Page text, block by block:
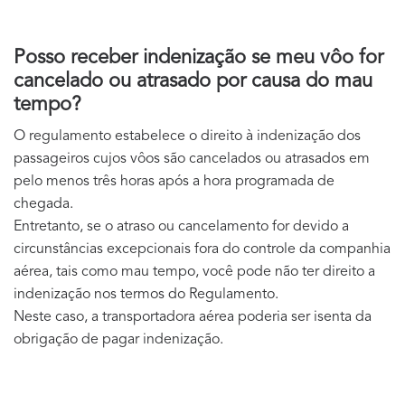
Posso receber indenização se meu vôo for
cancelado ou atrasado por causa do mau
tempo?
O regulamento estabelece o direito à indenização dos
passageiros cujos vôos são cancelados ou atrasados em
pelo menos três horas após a hora programada de
chegada.
Entretanto, se o atraso ou cancelamento for devido a
circunstâncias excepcionais fora do controle da companhia
aérea, tais como mau tempo, você pode não ter direito a
indenização nos termos do Regulamento.
Neste caso, a transportadora aérea poderia ser isenta da
obrigação de pagar indenização.